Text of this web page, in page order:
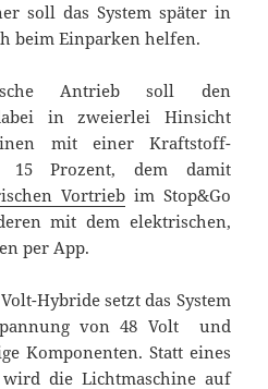
soll das System später in
beim Einparken helfen.
Antrieb soll den
in zweierlei Hinsicht
mit einer Kraftstoff-
15 Prozent, dem damit
Vortriebim Stop&Go
mit dem elektrischen,
per App.
Hybride setzt das System
von 48 Volt  und
Komponenten. Statt eines
die Lichtmaschine auf